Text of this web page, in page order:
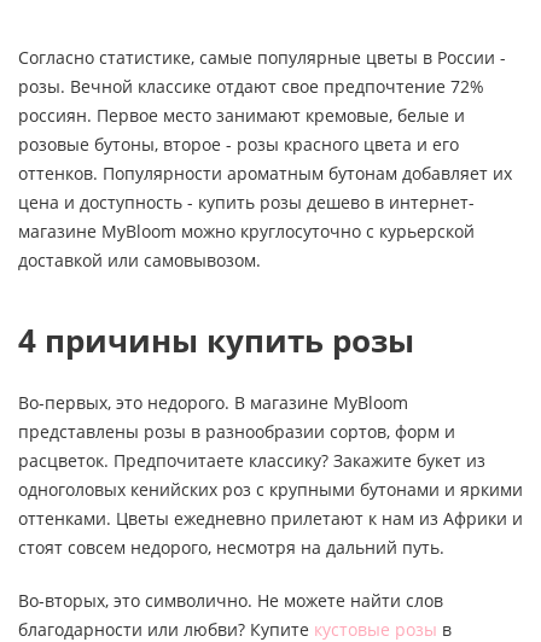
Согласно статистике, самые популярные цветы в России -
розы. Вечной классике отдают свое предпочтение 72%
россиян. Первое место занимают кремовые, белые и
розовые бутоны, второе - розы красного цвета и его
оттенков. Популярности ароматным бутонам добавляет их
цена и доступность - купить розы дешево в интернет-
магазине MyBloom можно круглосуточно с курьерской
доставкой или самовывозом.
4 причины купить розы
Во-первых, это недорого. В магазине MyBloom
представлены розы в разнообразии сортов, форм и
расцветок. Предпочитаете классику? Закажите букет из
одноголовых кенийских роз с крупными бутонами и яркими
оттенками. Цветы ежедневно прилетают к нам из Африки и
стоят совсем недорого, несмотря на дальний путь.
Во-вторых, это символично. Не можете найти слов
благодарности или любви? Купите кустовые розы в